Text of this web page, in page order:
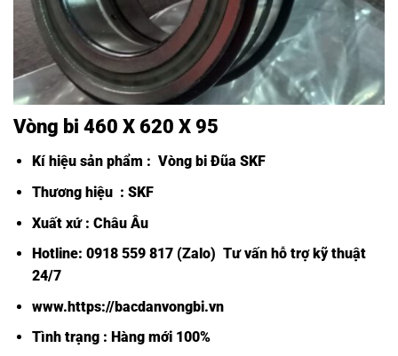
Vòng bi 460 X 620 X 95
Kí hiệu sản phẩm : Vòng bi Đũa SKF
Thương hiệu : SKF
Xuất xứ : Châu Âu
Hotline: 0918 559 817 (Zalo) Tư vấn hỗ trợ kỹ thuật
24/7
www.https://bacdanvongbi.vn
Tình trạng : Hàng mới 100%